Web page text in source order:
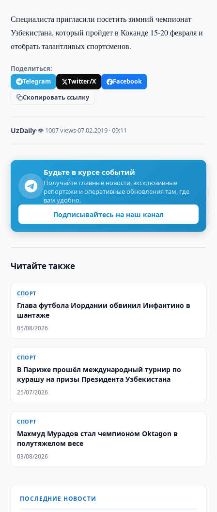
Специалиста пригласили посетить зимний чемпионат
Узбекистана, который пройдет в Коканде 15-20 февраля и
отобрать талантливых спортсменов.
Поделиться:
Telegram Twitter/X
Facebook
Скопировать ссылку
UzDaily·👁 1007 views·07.02.2019 · 09:11
Будьте в курсе событий
Получайте главные новости, эксклюзивные
репортажи и оперативные обновления там, где
вам удобно.
Подписывайтесь на наш канал
Читайте также
СПОРТ
Глава футбола Иордании обвинил Инфантино в
шантаже
05/08/2026
СПОРТ
В Париже прошёл международный турнир по
курашу на призы Президента Узбекистана
25/07/2026
СПОРТ
Махмуд Мурадов стал чемпионом Oktagon в
полутяжелом весе
03/08/2026
ПОСЛЕДНИЕ НОВОСТИ